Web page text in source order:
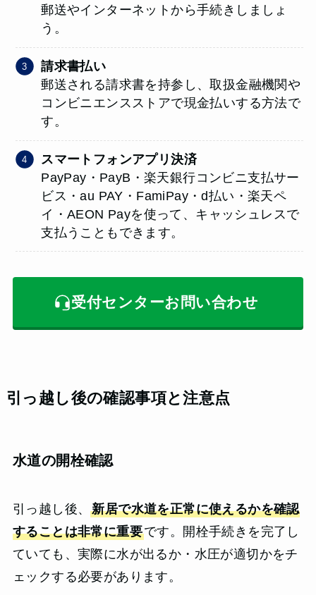
郵送やインターネットから手続きしましょ
う。
請求書払い
郵送される請求書を持参し、取扱金融機関や
コンビニエンスストアで現金払いする方法で
す。
スマートフォンアプリ決済
PayPay・PayB・楽天銀行コンビニ支払サー
ビス・au PAY・FamiPay・d払い・楽天ペ
イ・AEON Payを使って、キャッシュレスで
支払うこともできます。
受付センターお問い合わせ
引っ越し後の確認事項と注意点
水道の開栓確認
引っ越し後、新居で水道を正常に使えるかを確認
することは非常に重要です。開栓手続きを完了し
ていても、実際に水が出るか・水圧が適切かをチ
ェックする必要があります。